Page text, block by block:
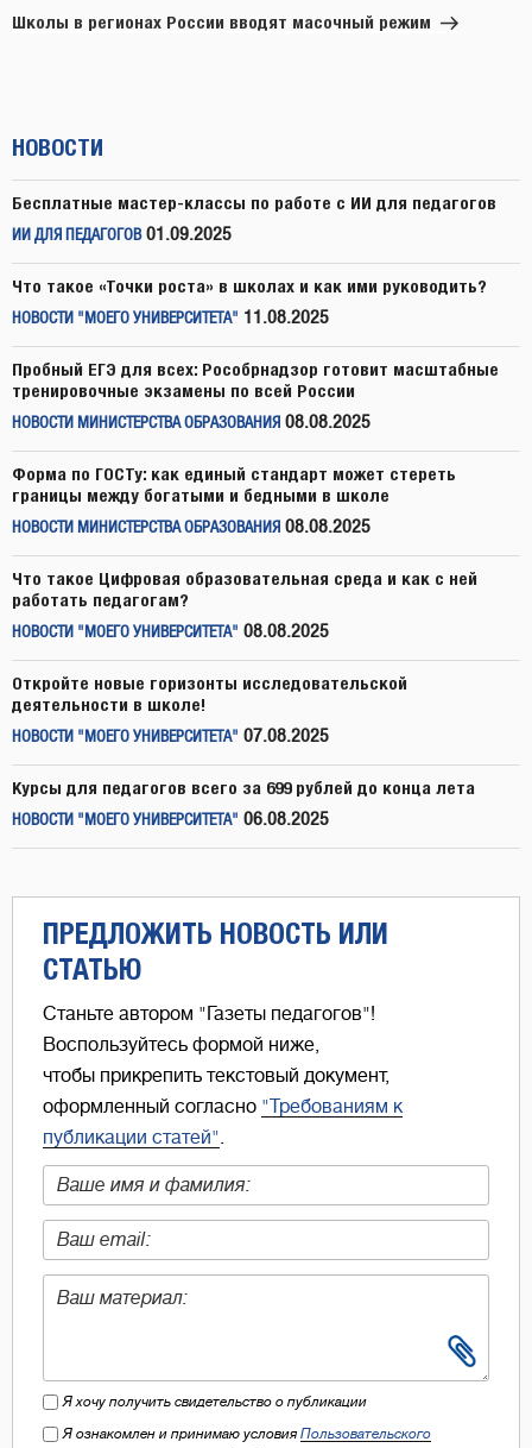
запись
Школы в регионах России вводят масочный режим
НОВОСТИ
Бесплатные мастер-классы по работе с ИИ для педагогов
ИИ ДЛЯ ПЕДАГОГОВ 01.09.2025
Что такое «Точки роста» в школах и как ими руководить?
НОВОСТИ "МОЕГО УНИВЕРСИТЕТА" 11.08.2025
Пробный ЕГЭ для всех: Рособрнадзор готовит масштабные
тренировочные экзамены по всей России
НОВОСТИ МИНИСТЕРСТВА ОБРАЗОВАНИЯ 08.08.2025
Форма по ГОСТу: как единый стандарт может стереть
границы между богатыми и бедными в школе
НОВОСТИ МИНИСТЕРСТВА ОБРАЗОВАНИЯ 08.08.2025
Что такое Цифровая образовательная среда и как с ней
работать педагогам?
НОВОСТИ "МОЕГО УНИВЕРСИТЕТА" 08.08.2025
Откройте новые горизонты исследовательской
деятельности в школе!
НОВОСТИ "МОЕГО УНИВЕРСИТЕТА" 07.08.2025
Курсы для педагогов всего за 699 рублей до конца лета
НОВОСТИ "МОЕГО УНИВЕРСИТЕТА" 06.08.2025
ПРЕДЛОЖИТЬ НОВОСТЬ ИЛИ
СТАТЬЮ
Станьте автором "Газеты педагогов"!
Воспользуйтесь формой ниже,
чтобы прикрепить текстовый документ,
оформленный согласно "Требованиям к
публикации статей".
Я хочу получить свидетельство о публикации
Я ознакомлен и принимаю условия Пользовательского